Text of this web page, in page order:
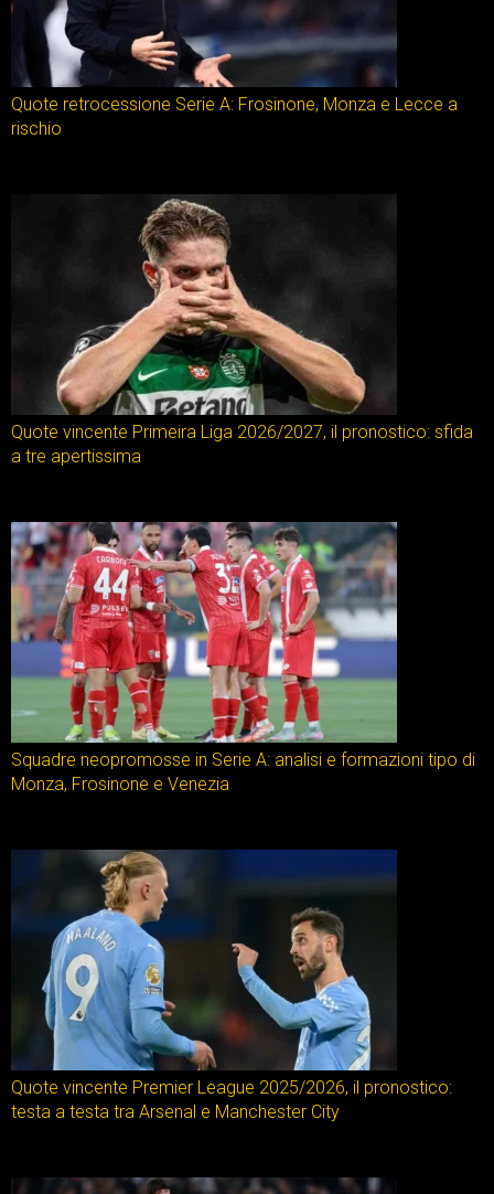
Quote retrocessione Serie A: Frosinone, Monza e Lecce a
rischio
Quote vincente Primeira Liga 2026/2027, il pronostico: sfida
a tre apertissima
Squadre neopromosse in Serie A: analisi e formazioni tipo di
Monza, Frosinone e Venezia
Quote vincente Premier League 2025/2026, il pronostico:
testa a testa tra Arsenal e Manchester City